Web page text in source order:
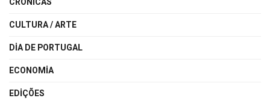
CULTURA / ARTE
DIA DE PORTUGAL
ECONOMIA
EDIÇÕES